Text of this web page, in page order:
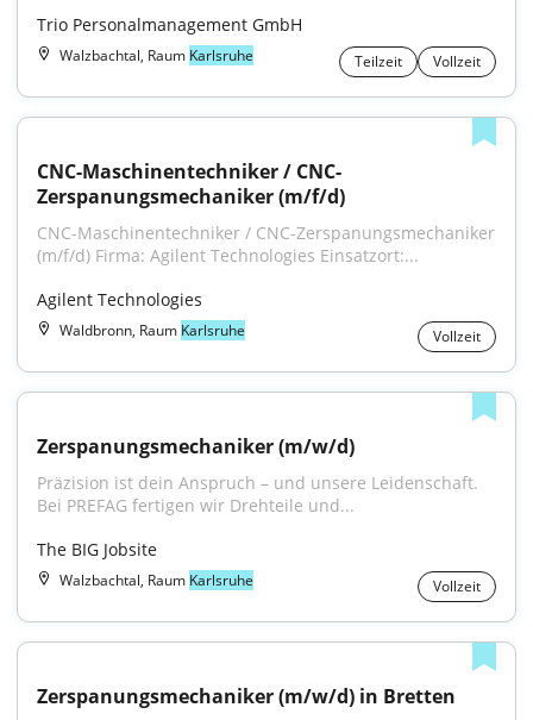
Trio Personalmanagement GmbH
Walzbachtal, Raum Karlsruhe Teilzeit Vollzeit
CNC-Maschinentechniker / CNC-
Zerspanungsmechaniker (m/f/d)
CNC-Maschinentechniker / CNC-Zerspanungsmechaniker
(m/f/d) Firma: Agilent Technologies Einsatzort:...
Agilent Technologies
Waldbronn, Raum Karlsruhe Vollzeit
Zerspanungsmechaniker (m/w/d)
Präzision ist dein Anspruch – und unsere Leidenschaft.
Bei PREFAG fertigen wir Drehteile und...
The BIG Jobsite
Walzbachtal, Raum Karlsruhe Vollzeit
Zerspanungsmechaniker (m/w/d) in Bretten